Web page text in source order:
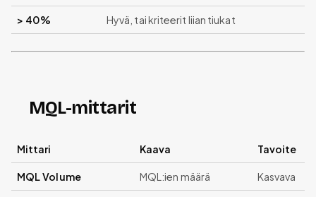
> 40% Hyvä, tai kriteerit liian tiukat
MQL-mittarit
Mittari Kaava Tavoite
MQL Volume MQL:ien määrä Kasvava